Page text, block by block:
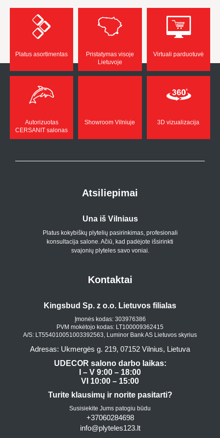
Platus asortimentas
Pristatymas visoje
Lietuvoje
Virtuali parduotuvė
Autorizuotas
CERSANIT salonas
Showroom Vilniuje 3D vizualizacija
Atsiliepimai
Una iš Vilniaus
Platus kokybiškų plytelių pasirinkimas, profesionali
konsultacija salone. Ačiū, kad padėjote išsirinkti
svajonių plyteles savo voniai.
Kontaktai
Kingsbud Sp. z o.o. Lietuvos filialas
Įmonės kodas: 303976386
PVM mokėtojo kodas: LT100009362415
A/S: LT554010051003392563, Luminor Bank AS Lietuvos skyrius
Adresas: Ukmergės g. 219, 07152 Vilnius, Lietuva
UDECOR salono darbo laikas:
I – V 9:00 – 18:00
VI 10:00 – 15:00
Turite klausimų ir norite pasitarti?
Susisiekite Jums patogiu būdu
+37060284698
info@plyteles123.lt